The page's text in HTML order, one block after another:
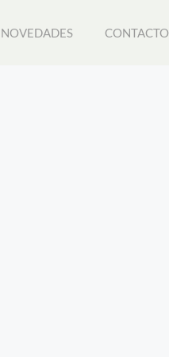
NOVEDADES CONTACTO